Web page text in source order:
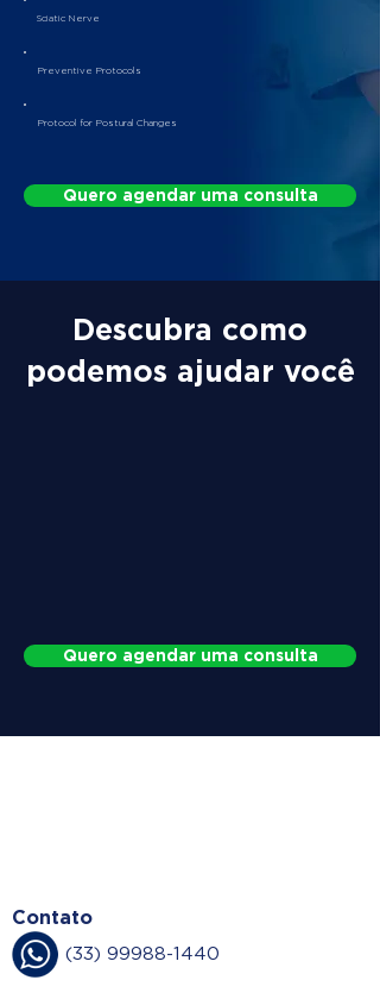
Sciatic Nerve
Preventive Protocols
Protocol for Postural Changes
Quero agendar uma consulta
Descubra como
podemos ajudar você
Quero agendar uma consulta
Contato
(33) 99988-1440